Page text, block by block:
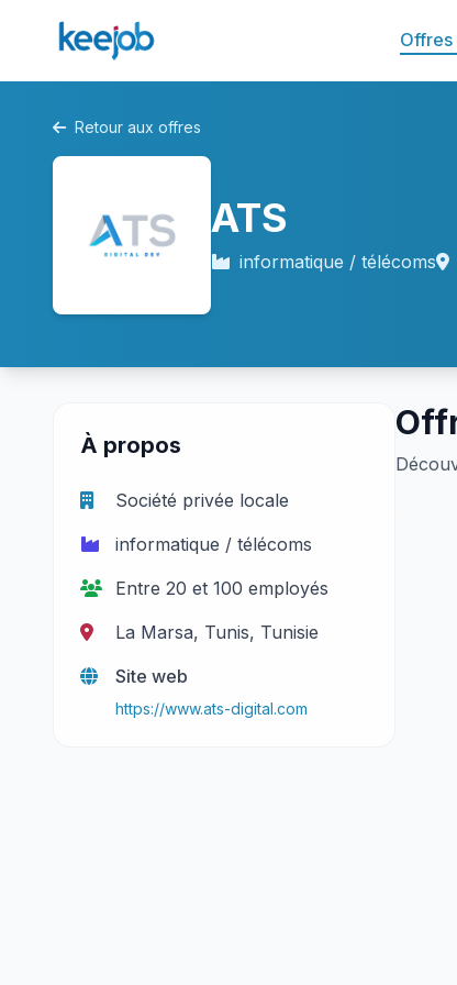
Retour aux offres
ATS
informatique / télécoms
À propos
Société privée locale
informatique / télécoms
Entre 20 et 100 employés
La Marsa, Tunis, Tunisie
Site web
https://www.ats-digital.com